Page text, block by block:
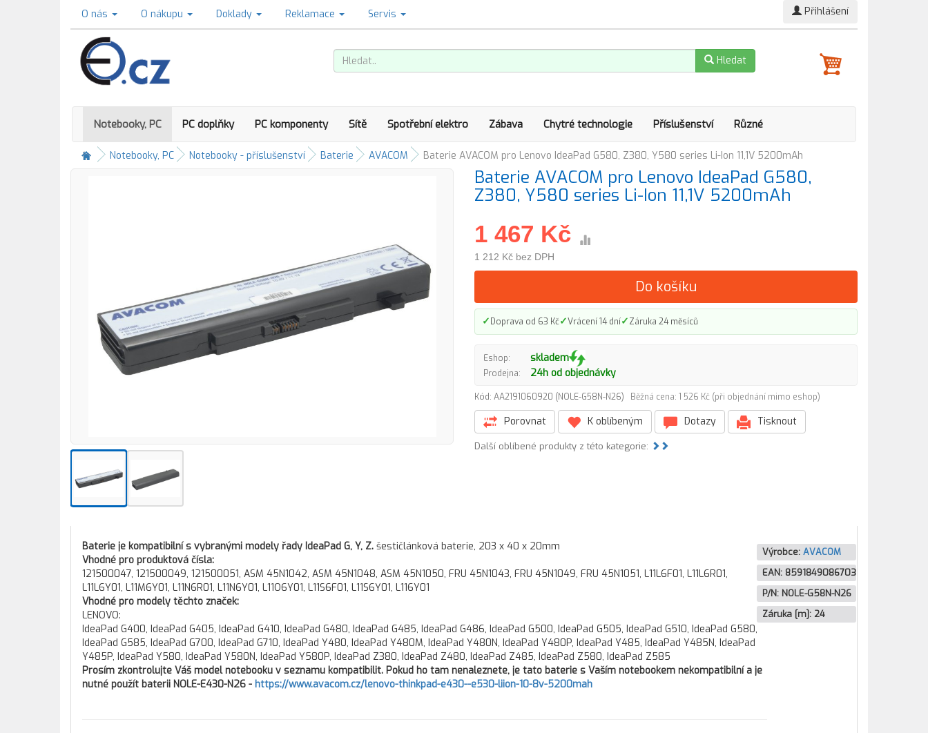
O nás O nákupu Doklady Reklamace Servis Přihlášení
Hledat
Notebooky, PC PC doplňky PC komponenty Sítě Spotřební elektro Zábava Chytré technologie Příslušenství Různé
Notebooky, PC Notebooky - příslušenství Baterie AVACOM Baterie AVACOM pro Lenovo IdeaPad G580, Z380, Y580 series Li-Ion 11,1V 5200mAh
Baterie AVACOM pro Lenovo IdeaPad G580,
Z380, Y580 series Li-Ion 11,1V 5200mAh
1 467 Kč
1 212 Kč bez DPH
Do košíku
✓Doprava od 63 Kč✓Vrácení 14 dní✓Záruka 24 měsíců
Eshop: skladem
Prodejna: 24h od objednávky
Kód: AA2191060920 (NOLE-G58N-N26) Běžná cena: 1 526 Kč (při objednání mimo eshop)
Porovnat K oblíbeným Dotazy Tisknout
Další oblíbené produkty z této kategorie:
Baterie je kompatibilní s vybranými modely řady IdeaPad G, Y, Z. šestičlánková baterie, 203 x 40 x 20mm
Vhodné pro produktová čísla:
121500047, 121500049, 121500051, ASM 45N1042, ASM 45N1048, ASM 45N1050, FRU 45N1043, FRU 45N1049, FRU 45N1051, L11L6F01, L11L6R01,
L11L6Y01, L11M6Y01, L11N6R01, L11N6Y01, L11O6Y01, L11S6F01, L11S6Y01, L116Y01
Vhodné pro modely těchto značek:
LENOVO:
IdeaPad G400, IdeaPad G405, IdeaPad G410, IdeaPad G480, IdeaPad G485, IdeaPad G486, IdeaPad G500, IdeaPad G505, IdeaPad G510, IdeaPad G580,
IdeaPad G585, IdeaPad G700, IdeaPad G710, IdeaPad Y480, IdeaPad Y480M, IdeaPad Y480N, IdeaPad Y480P, IdeaPad Y485, IdeaPad Y485N, IdeaPad
Y485P, IdeaPad Y580, IdeaPad Y580N, IdeaPad Y580P, IdeaPad Z380, IdeaPad Z480, IdeaPad Z485, IdeaPad Z580, IdeaPad Z585
Prosím zkontrolujte Váš model notebooku v seznamu kompatibilit. Pokud ho tam nenaleznete, je tato baterie s Vaším notebookem nekompatibilní a je
nutné použít baterii NOLE-E430-N26 - https://www.avacom.cz/lenovo-thinkpad-e430--e530-liion-10-8v-5200mah
Výrobce: AVACOM
EAN: 8591849086703
P/N: NOLE-G58N-N26
Záruka [m]: 24